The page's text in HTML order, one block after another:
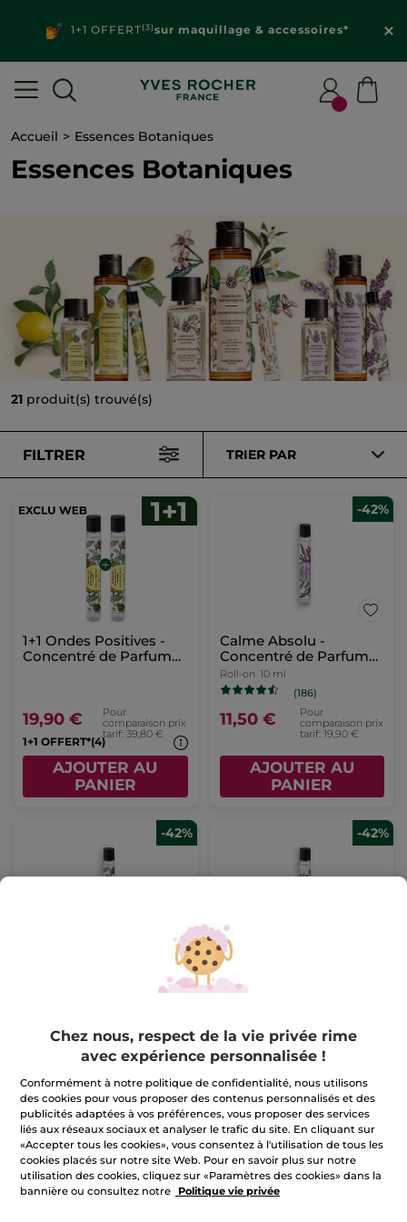
1+1 OFFERT(3)sur maquillage & accessoires*
Accueil Essences Botaniques
Essences Botaniques
21 produit(s) trouvé(s)
FILTRER TRIER PAR
1+1 Ondes Positives -
Concentré de Parfum
19,90 €
Pour
comparaison prix
tarif: 39,80 €
1+1 OFFERT*(4)
AJOUTER AU
PANIER
-42%
Calme Absolu -
Concentré de Parfum
Roll-on
Roll-on 10 ml
(186)
11,50 €
Pour
comparaison prix
tarif: 19,90 €
AJOUTER AU
PANIER
-42%
Concentré de Parfum
11,50 €
Pour
comparaison prix
tarif: 19,90 €
AJOUTER AU
PANIER
-42%
Tendres Instants -
Concentré de Parfum
Roll-on
11,50 €
Pour
tarif: 19,90 €
AJOUTER AU
PANIER
-45%
Chez nous, respect de la vie privée rime
avec expérience personnalisée !
Conformément à notre politique de confidentialité, nous utilisons
des cookies pour vous proposer des contenus personnalisés et des
publicités adaptées à vos préférences, vous proposer des services
liés aux réseaux sociaux et analyser le trafic du site. En cliquant sur
«Accepter tous les cookies», vous consentez à l'utilisation de tous les
cookies placés sur notre site Web. Pour en savoir plus sur notre
utilisation des cookies, cliquez sur «Paramètres des cookies» dans la
bannière ou consultez notre
Politique vie privée